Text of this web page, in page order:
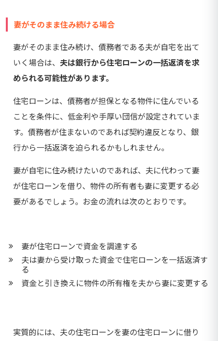
妻がそのまま住み続ける場合
妻がそのまま住み続け、債務者である夫が自宅を出て
いく場合は、 夫は銀行から住宅ローンの一括返済を求
められる可能性があります。
住宅ローンは、債務者が担保となる物件に住んでいる
ことを条件に、低金利や手厚い団信が設定されていま
す。債務者が住まないのであれば契約違反となり、銀
行から一括返済を迫られるかもしれません。
妻が自宅に住み続けたいのであれば、夫に代わって妻
が住宅ローンを借り、物件の所有者も妻に変更する必
要があるでしょう。お金の流れは次のとおりです。
妻が住宅ローンで資金を調達する
夫は妻から受け取った資金で住宅ローンを一括返済す
る
資金と引き換えに物件の所有権を夫から妻に変更する
実質的には、夫の住宅ローンを妻の住宅ローンに借り